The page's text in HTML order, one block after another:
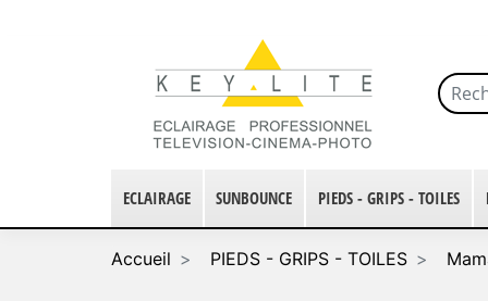
ECLAIRAGE SUNBOUNCE PIEDS - GRIPS - TOILES
Accueil PIEDS - GRIPS - TOILES